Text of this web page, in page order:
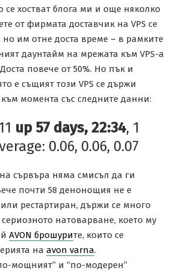
се хостват блога ми и още няколко
от фирмата доставчик на VPS се
им отне доста време – в рамките
даунтайм на мрежата към VPS-а
повече от 50%. Но пък и
е същият този VPS се държи
момента със следните данни:
up 57 days, 22:34, 1
0.06, 0.06, 0.07
сървъра няма смисъл да ги
почти 58 денонощия не е
рестартиран, държи се много
натоварване, което му
AVON брошурите, които се
на avon varna.
мощният” и “по-модерен”